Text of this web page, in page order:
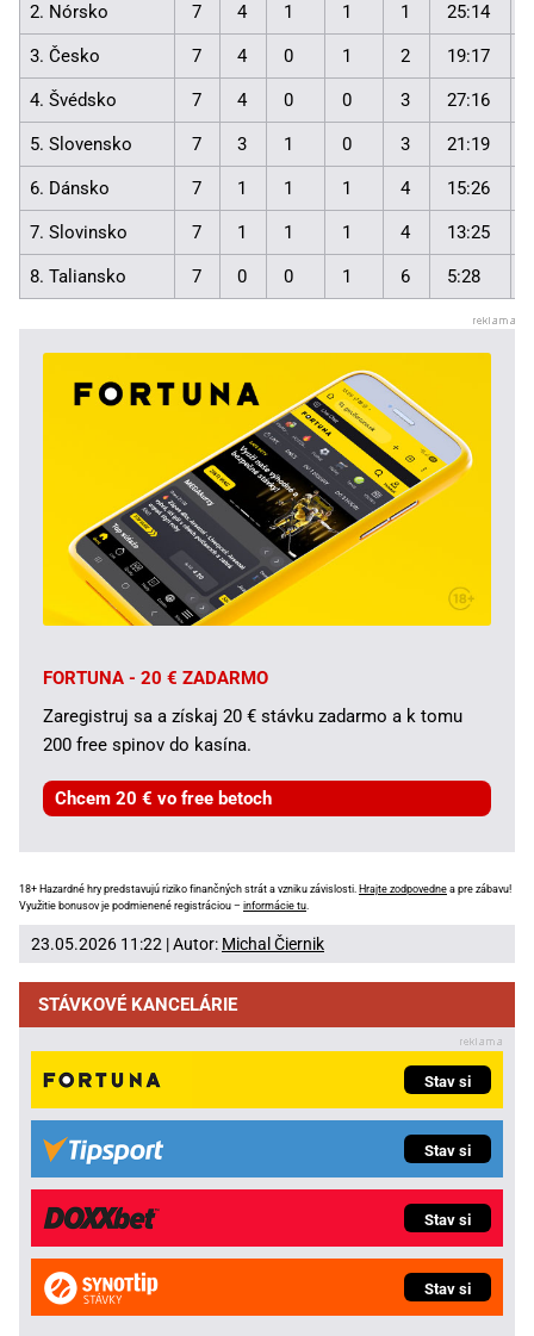
2. Nórsko 7 4 1 1 1 25:14
3. Česko 7 4 0 1 2 19:17
4. Švédsko 7 4 0 0 3 27:16
5. Slovensko 7 3 1 0 3 21:19
6. Dánsko 7 1 1 1 4 15:26
7. Slovinsko 7 1 1 1 4 13:25
8. Taliansko 7 0 0 1 6 5:28
FORTUNA - 20 € ZADARMO
Zaregistruj sa a získaj 20 € stávku zadarmo a k tomu
200 free spinov do kasína.
Chcem 20 € vo free betoch
18+ Hazardné hry predstavujú riziko finančných strát a vzniku závislosti. Hrajte zodpovedne a pre zábavu!
Využitie bonusov je podmienené registráciou – informácie tu.
23.05.2026 11:22 | Autor: Michal Čiernik
STÁVKOVÉ KANCELÁRIE
Stav si
Stav si
Stav si
Stav si